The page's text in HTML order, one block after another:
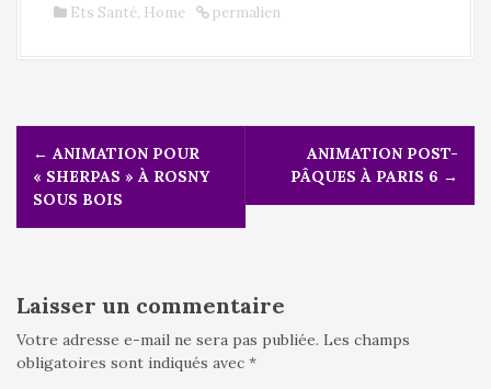
Ets Santé, Home permalien
g
i
o
n
d
← ANIMATION POUR
« SHERPAS » À ROSNY
SOUS BOIS
ANIMATION POST-
PÂQUES À PARIS 6 →
Laisser un commentaire
Votre adresse e-mail ne sera pas publiée. Les champs
obligatoires sont indiqués avec *